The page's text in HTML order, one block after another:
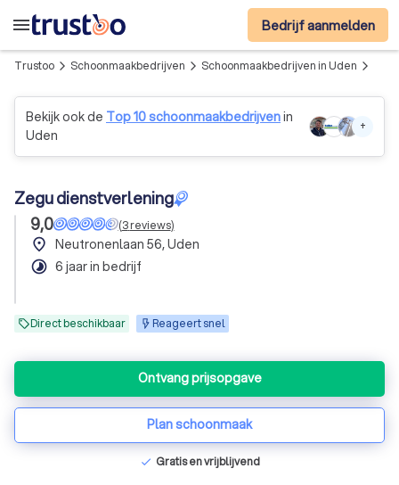
menu Bedrijf aanmelden
Trustoo arrow_forward_ios Schoonmaakbedrijven arrow_forward_ios Schoonmaakbedrijven in Uden arrow_forward_ios
Bekijk ook de Top 10 schoonmaakbedrijvenin
Uden
+
Zegu dienstverlening
9,0
(3reviews)
place Neutronenlaan 56, Uden
timelapse 6 jaar in bedrijf
Direct beschikbaar Reageert snel
Ontvang prijsopgave
Plan schoonmaak
check Gratis en vrijblijvend